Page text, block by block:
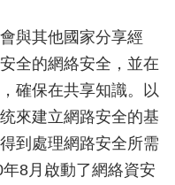
與其他國家分享經
全的網絡安全，並在
確保在共享知識。以
來建立網路安全的基
到處理網路安全所需
8月啟動了網絡資安